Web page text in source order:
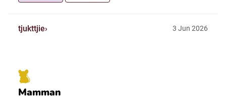
tjukttjie 3 Jun 2026
Mamman